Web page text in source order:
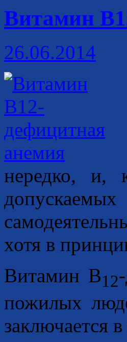
Витамин
26.06.2014
нередко, и,
хотя в
Витамин В12
пожилых
заключается